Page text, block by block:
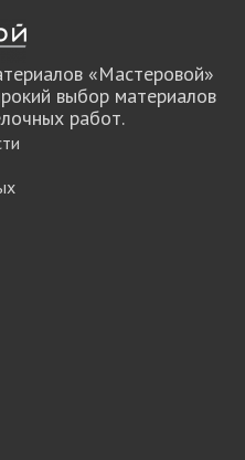
«Мастеровой»
выбор материалов
работ.